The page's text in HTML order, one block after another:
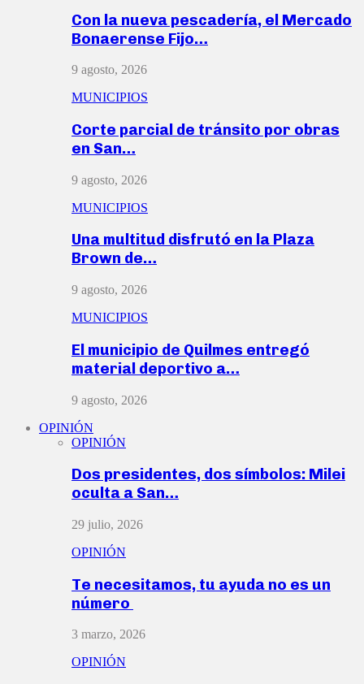
Con la nueva pescadería, el Mercado
Bonaerense Fijo…
9 agosto, 2026
MUNICIPIOS
Corte parcial de tránsito por obras
en San…
9 agosto, 2026
MUNICIPIOS
Una multitud disfrutó en la Plaza
Brown de…
9 agosto, 2026
MUNICIPIOS
El municipio de Quilmes entregó
material deportivo a…
9 agosto, 2026
OPINIÓN
OPINIÓN
Dos presidentes, dos símbolos: Milei
oculta a San…
29 julio, 2026
OPINIÓN
Te necesitamos, tu ayuda no es un
número
3 marzo, 2026
OPINIÓN